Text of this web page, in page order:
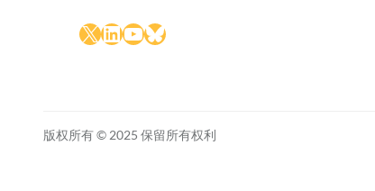
X LinkedIn
YouTube
Bluesky
版权所有 © 2025 保留所有权利